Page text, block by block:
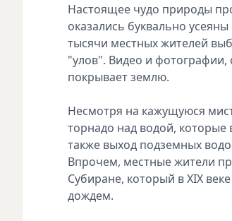
Настоящее чудо природы
оказались буквально
тысячи местных жителей
"улов". Видео и фотографии,
покрывает землю.
Несмотря на кажущуюся
торнадо над водой, которые
также выход подземных
Впрочем, местные жители
Субиране, который в XIX
дождем.